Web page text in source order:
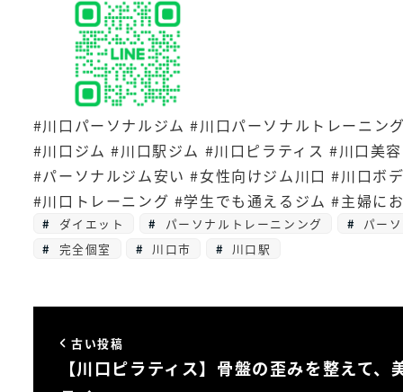
#川口パーソナルジム #川口パーソナルトレーニン
#川口ジム #川口駅ジム #川口ピラティス #川口美
#パーソナルジム安い #女性向けジム川口 #川口ボ
#川口トレーニング #学生でも通えるジム #主婦に
ダイエット パーソナルトレーニンング パー
完全個室
川口市 川口駅
古い投稿
【川口ピラティス】骨盤の歪みを整えて、